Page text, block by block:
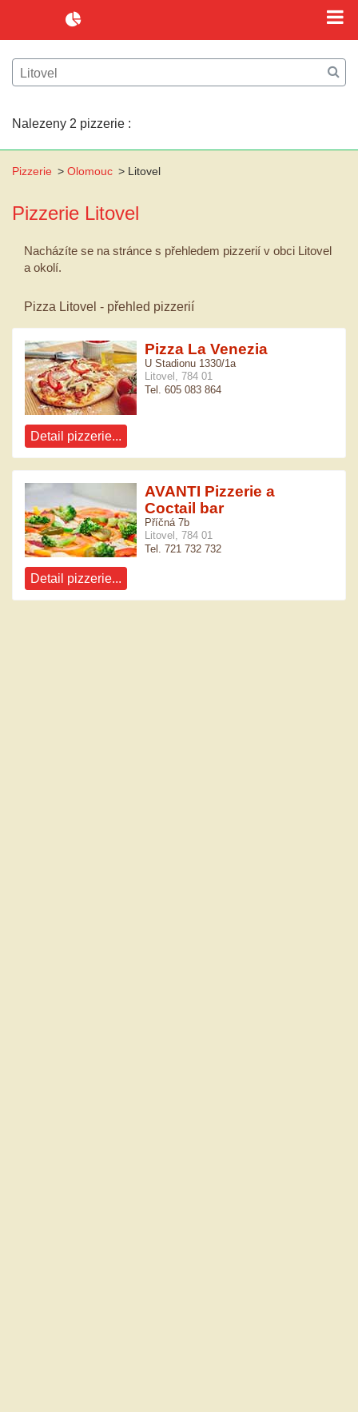
Nalezeny 2 pizzerie :
Pizzerie > Olomouc > Litovel
Pizzerie Litovel
Nacházíte se na stránce s přehledem pizzerií v obci Litovel
a okolí.
Pizza Litovel - přehled pizzerií
Pizza La Venezia
U Stadionu 1330/1a
Litovel, 784 01
Tel. 605 083 864
Detail pizzerie...
AVANTI Pizzerie a
Coctail bar
Příčná 7b
Litovel, 784 01
Tel. 721 732 732
Detail pizzerie...